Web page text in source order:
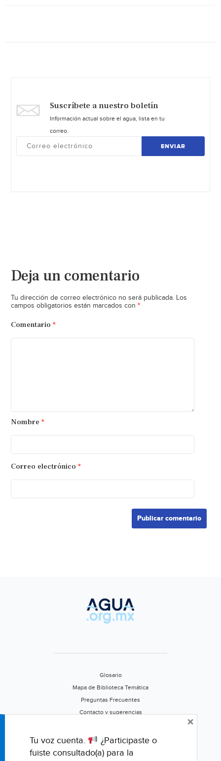
Suscríbete a nuestro boletín
Información actual sobre el agua, lista en tu
correo.
ENVIAR
Deja un comentario
Tu dirección de correo electrónico no será publicada. Los
campos obligatorios están marcados con *
Comentario *
Nombre *
Correo electrónico *
Glosario
Mapa de Biblioteca Temática
Preguntas Frecuentes
Contacto y sugerencias
Califica este portal
Tu voz cuenta.
¿Participaste o
fuiste consultado(a) para la
×